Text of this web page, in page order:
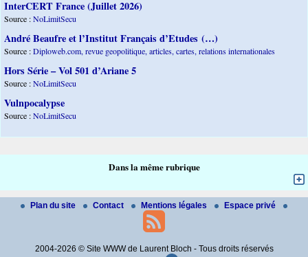
InterCERT France (Juillet 2026)
Source :NoLimitSecu
André Beaufre et l’Institut Français d’Etudes (…)
Source :Diploweb.com, revue geopolitique, articles, cartes, relations internationales
Hors Série – Vol 501 d’Ariane 5
Source :NoLimitSecu
Vulnpocalypse
Source :NoLimitSecu
Dans la même rubrique
Plan du site Contact Mentions légales Espace privé
2004-2026 © Site WWW de Laurent Bloch - Tous droits réservés